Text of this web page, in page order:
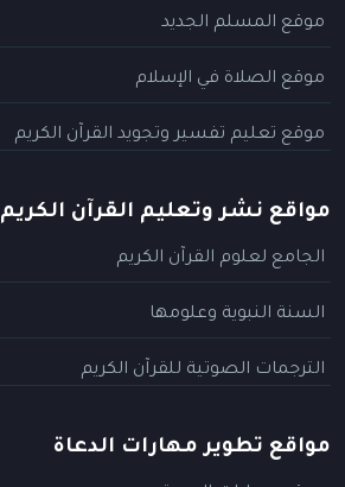
موقع المسلم الجديد
موقع الصلاة في الإسلام
موقع تعليم تفسير وتجويد القرآن الكريم
مواقع نشر وتعليم القرآن الكريم
الجامع لعلوم القرآن الكريم
السنة النبوية وعلومها
الترجمات الصوتية للقرآن الكريم
مواقع تطوير مهارات الدعاة